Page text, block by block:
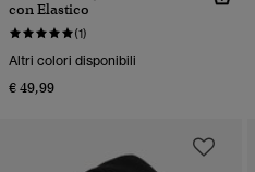
con Elastico
(1)
Altri colori disponibili
€ 49,99